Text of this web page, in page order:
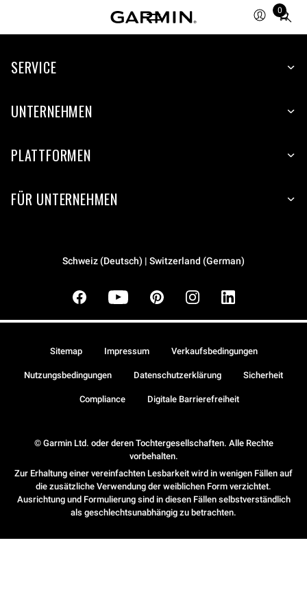
0
Total
SERVICE
UNTERNEHMEN
PLATTFORMEN
FÜR UNTERNEHMEN
Schweiz (Deutsch) | Switzerland (German)
© Garmin Ltd. oder deren Tochtergesellschaften. Alle Rechte
vorbehalten.
Zur Erhaltung einer vereinfachten Lesbarkeit wird in wenigen Fällen auf
die zusätzliche Verwendung der weiblichen Form verzichtet.
Ausrichtung und Formulierung sind in diesen Fällen selbstverständlich
als geschlechtsunabhängig zu betrachten.
Sitemap Impressum Verkaufsbedingungen
Nutzungsbedingungen Datenschutzerklärung Sicherheit
Compliance Digitale Barrierefreiheit